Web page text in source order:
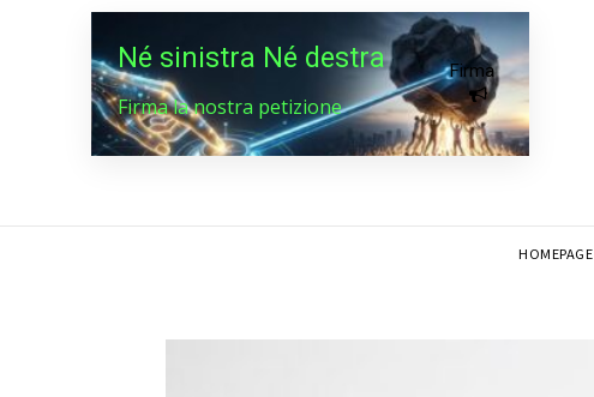
Né sinistra Né destra
Firma la nostra petizione
Firma
HOMEPAGE